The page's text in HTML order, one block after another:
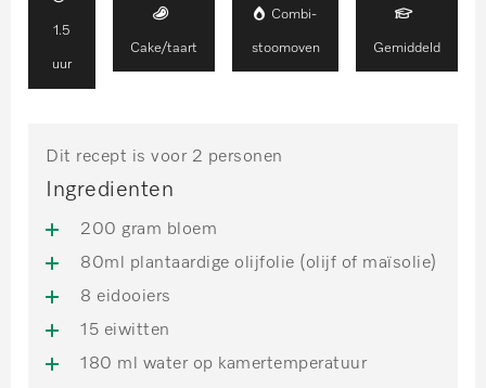
1.5
uur
Cake/taart
Combi-
stoomoven Gemiddeld
Dit recept is voor 2 personen
Ingredienten
200 gram bloem
80ml plantaardige olijfolie (olijf of maïsolie)
8 eidooiers
15 eiwitten
180 ml water op kamertemperatuur